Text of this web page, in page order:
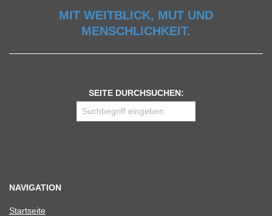
MIT WEITBLICK, MUT UND
MENSCHLICHKEIT.
SEITE DURCHSUCHEN:
NAVIGATION
Start­seite